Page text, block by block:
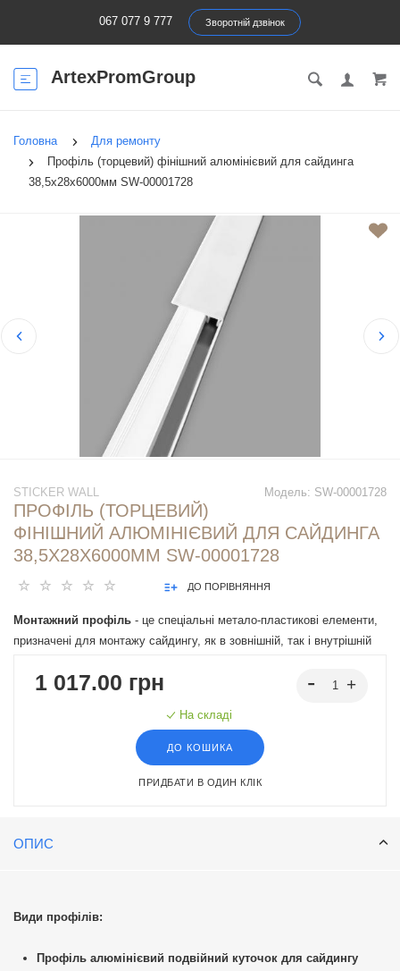
067 077 9 777 Зворотній дзвінок
ArtexPromGroup
Головна
Для ремонту
Профіль (торцевий) фінішний алюмінієвий для сайдинга
38,5х28х6000мм SW-00001728
Модель: SW-00001728
STICKER WALL
ПРОФІЛЬ (ТОРЦЕВИЙ)
ФІНІШНИЙ АЛЮМІНІЄВИЙ ДЛЯ САЙДИНГА
38,5Х28Х6000ММ SW-00001728
ДО ПОРІВНЯННЯ
Монтажний профіль - це спеціальні метало-пластикові елементи,
призначені для монтажу сайдингу, як в зовнішній, так і внутрішній
створити надійне і естетичне облицювання стін, а також захищає їх
між сайдингом і стіною будинку.
1 017.00 грн
На складі
ДО КОШИКА
ПРИДБАТИ В ОДИН КЛІК
ОПИС
Види профілів:
Профіль алюмінієвий подвійний куточок для сайдингу